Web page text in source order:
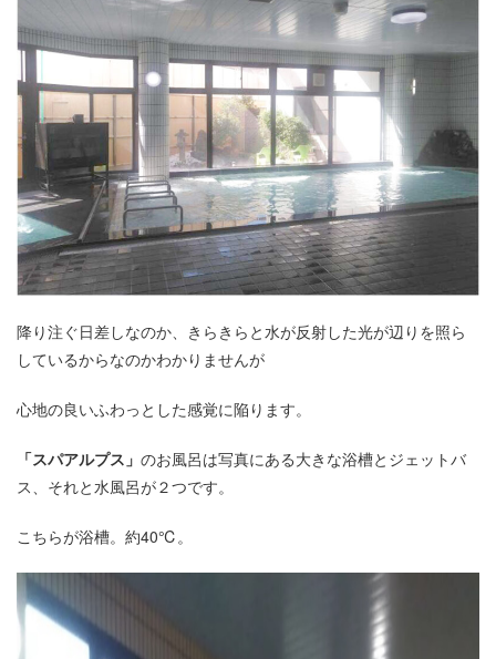
降り注ぐ日差しなのか、きらきらと水が反射した光が辺りを照ら
しているからなのかわかりませんが
心地の良いふわっとした感覚に陥ります。
「スパアルプス」 のお風呂は写真にある大きな浴槽とジェットバ
ス、それと水風呂が２つです。
こちらが浴槽。約40℃。